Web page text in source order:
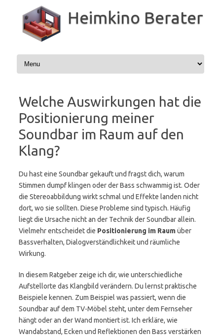
springen
Heimkino Berater
Welche Auswirkungen hat die
Positionierung meiner
Soundbar im Raum auf den
Klang?
Du hast eine Soundbar gekauft und fragst dich, warum
Stimmen dumpf klingen oder der Bass schwammig ist. Oder
die Stereoabbildung wirkt schmal und Effekte landen nicht
dort, wo sie sollten. Diese Probleme sind typisch. Häufig
liegt die Ursache nicht an der Technik der Soundbar allein.
Vielmehr entscheidet die Positionierung im Raumüber
Bassverhalten, Dialogverständlichkeit und räumliche
Wirkung.
In diesem Ratgeber zeige ich dir, wie unterschiedliche
Aufstellorte das Klangbild verändern. Du lernst praktische
Beispiele kennen. Zum Beispiel was passiert, wenn die
Soundbar auf dem TV-Möbel steht, unter dem Fernseher
hängt oder an der Wand montiert ist. Ich erkläre, wie
Wandabstand, Ecken und Reflektionen den Bass verstärken